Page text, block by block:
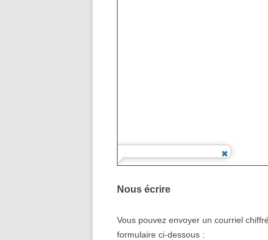
Nous écrire
Vous pouvez envoyer un courriel
formulaire ci-dessous :